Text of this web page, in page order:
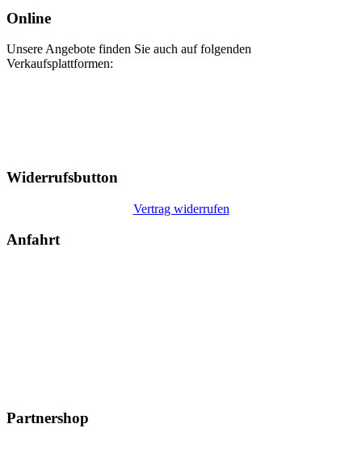
Online
Unsere Angebote finden Sie auch auf folgenden
Verkaufsplattformen:
Widerrufsbutton
Vertrag widerrufen
Anfahrt
Partnershop